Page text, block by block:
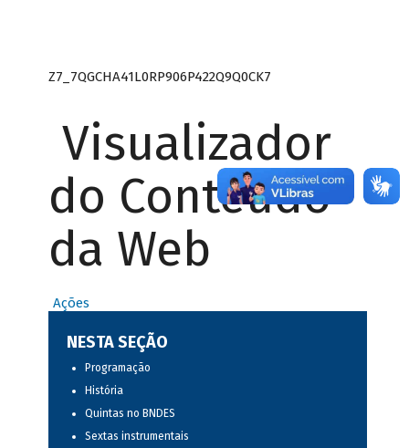
Z7_7QGCHA41L0RP906P422Q9Q0CK7
Visualizador
do Conteúdo
da Web
Ações
NESTA SEÇÃO
Programação
História
Quintas no BNDES
Sextas instrumentais